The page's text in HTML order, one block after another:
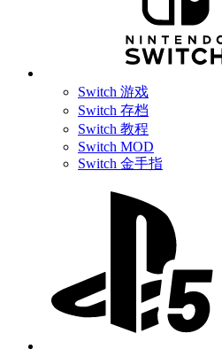
Switch 游戏
Switch 存档
Switch 教程
Switch MOD
Switch 金手指